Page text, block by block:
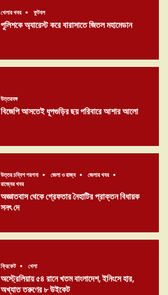
খেলার খবর ফুটবল
পুলিশকে অ্যারেস্ট করে বারাসাতে জিতল মহামেডান
উত্তরবঙ্গ
বিজেপি আসতেই ধূপগুড়ির ছয় পরিবারে আশার আলো
উত্তর চব্বিশ পরগনা জেলা ও রাজ্য
জেলার খবর
রাজ্যের খবর
অজ্ঞাতবাস থেকে গ্রেফতার নৈহাটির প্রাক্তন বিধায়ক
সনৎ দে
ক্রিকেট খেলা
অস্ট্রেলিয়ায় ৫৪ রানে খতম বাংলাদেশ, ইনিংসে হার,
অখ্যাত তরুণের ৮ উইকেট